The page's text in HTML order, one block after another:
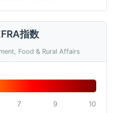
指数
Food & Rural Affairs
7 9 10